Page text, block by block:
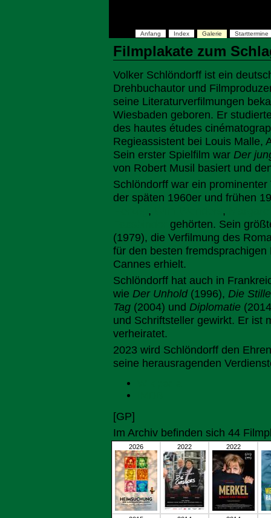
Anfang Index Galerie Starttermine
Filmplakate zum
Volker Schlöndorff ist ein
Drehbuchautor und
seine Literaturverfilmungen
Wiesbaden geboren. Er
des hautes études
Regieassistent bei Louis Malle,
Sein erster Spielfilm war Der
von Robert Musil basiert und
Schlöndorff war ein
der späten 1960er und frühen
, ,
gehörten. Sein
(1979), die Verfilmung des
für den besten
Cannes erhielt.
Schlöndorff hat auch in
wie Der Unhold(1996), Die
Tag (2004) und Diplomatie
und Schriftsteller gewirkt. Er ist
verheiratet.
2023 wird Schlöndorff den
seine herausragenden
[GP]
Im Archiv befinden sich 44
2026 2022 2022